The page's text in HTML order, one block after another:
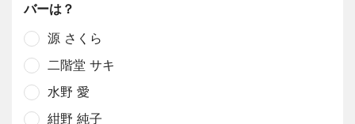
バーは？
源 さくら
二階堂 サキ
水野 愛
紺野 純子